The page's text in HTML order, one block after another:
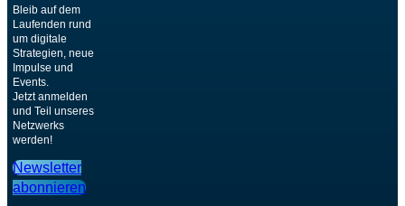
Bleib auf dem
Laufenden rund
um digitale
Strategien, neue
Impulse und
Events.
Jetzt anmelden
und Teil unseres
Netzwerks
werden!
Newsletter
abonnieren